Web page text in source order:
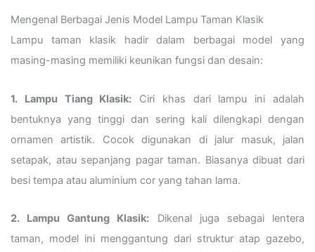
Mengenal Berbagai Jenis Model Lampu Taman Klasik
Lampu taman klasik hadir dalam berbagai model yang
masing-masing memiliki keunikan fungsi dan desain:
1. Lampu Tiang Klasik: Ciri khas dari lampu ini adalah
bentuknya yang tinggi dan sering kali dilengkapi dengan
ornamen artistik. Cocok digunakan di jalur masuk, jalan
setapak, atau sepanjang pagar taman. Biasanya dibuat dari
besi tempa atau aluminium cor yang tahan lama.
2. Lampu Gantung Klasik: Dikenal juga sebagai lentera
taman, model ini menggantung dari struktur atap gazebo,